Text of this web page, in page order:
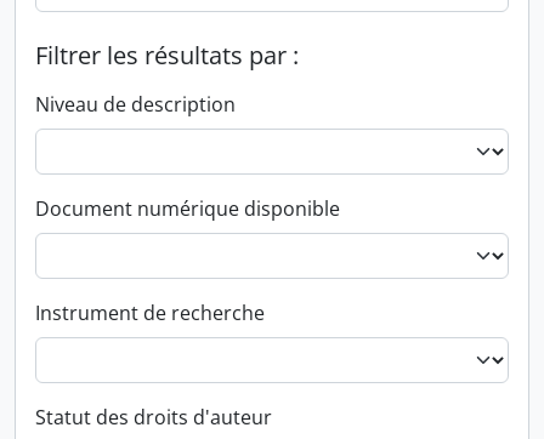
Filtrer les résultats par :
Niveau de description
Document numérique disponible
Instrument de recherche
Statut des droits d'auteur